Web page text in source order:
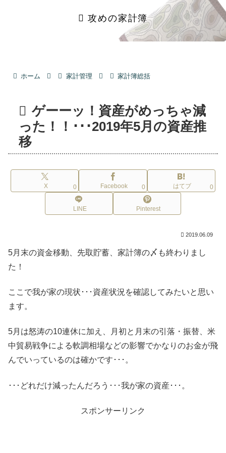
攻めの家計簿
ホーム 家計管理 家計簿総括
ゲーーッ！資産がめっちゃ減
った！！･･･2019年5月の資産推
移
X 0 Facebook 0 はてブ 0
LINE Pinterest
2019.06.09
5月末の資金移動、先取貯蓄、家計簿の〆も終わりまし
た！
ここで我が家の現状･･･資産状況を確認してみたいと思い
ます。
5月は怒涛の10連休に加え、月初と月末の引落・振替、米
中貿易戦争による軟調相場などの影響でかなりのお金が飛
んでいっているのは確かです･･･。
･･･どれだけ減ったんだろう･･･我が家の資産･･･。
スポンサーリンク